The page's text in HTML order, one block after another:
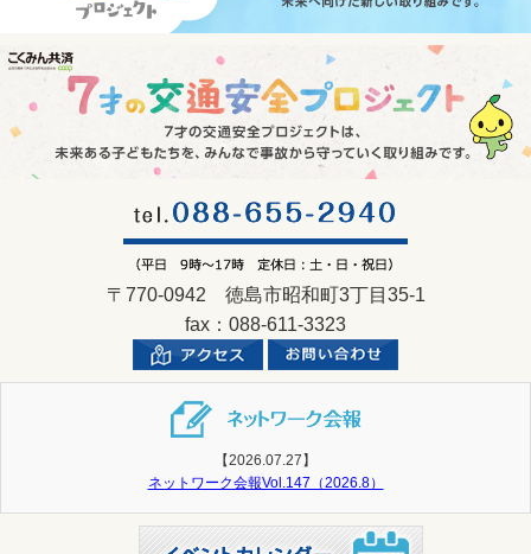
〒770-0942 徳島市昭和町3丁目35-1
fax：088-611-3323
【2026.07.27】
ネットワーク会報Vol.147（2026.8）